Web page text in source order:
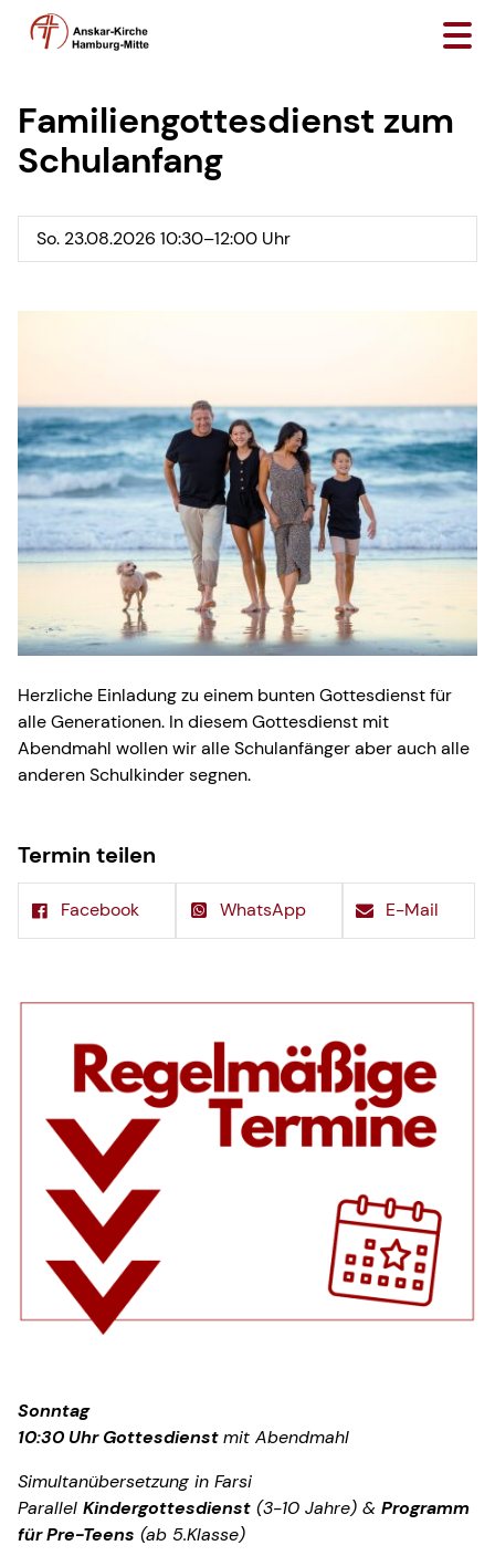
Familiengottesdienst zum
Schulanfang
So. 23.08.2026 10:30–12:00 Uhr
Herzliche Einladung zu einem bunten Gottesdienst für
alle Generationen. In diesem Gottesdienst mit
Abendmahl wollen wir alle Schulanfänger aber auch alle
anderen Schulkinder segnen.
Termin teilen
Facebook WhatsApp E-Mail
Sonntag
10:30 Uhr Gottesdienstmit Abendmahl
Simultanübersetzung in Farsi
Parallel Kindergottesdienst (3-10 Jahre) & Programm
für Pre-Teens (ab 5.Klasse)